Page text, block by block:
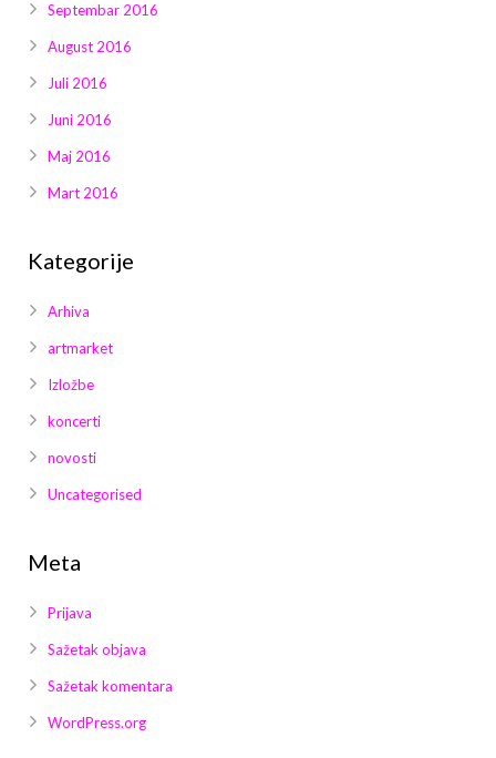
Septembar 2016
August 2016
Juli 2016
Juni 2016
Maj 2016
Mart 2016
Kategorije
Arhiva
artmarket
Izložbe
koncerti
novosti
Uncategorised
Meta
Prijava
Sažetak objava
Sažetak komentara
WordPress.org